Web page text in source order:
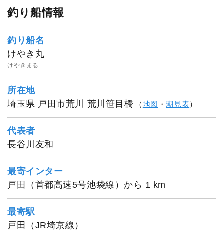
釣り船情報
釣り船名
けやき丸
けやきまる
所在地
埼玉県 戸田市荒川 荒川笹目橋
（地図 ・潮見表）
代表者
長谷川友和
最寄インター
戸田（首都高速5号池袋線）から 1 km
最寄駅
戸田（JR埼京線）